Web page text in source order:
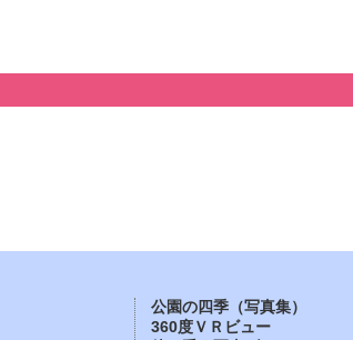
公園の四季（写真集）
360度ＶＲビュー